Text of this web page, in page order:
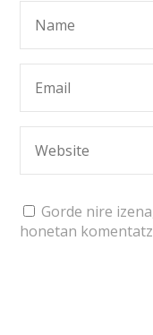
Gorde nire
honetan